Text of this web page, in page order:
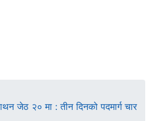
जेठ २० मा : तीन दिनको पदमार्ग चार